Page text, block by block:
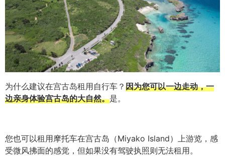
为什么建议在宫古岛租用自行车？ 因为您可以一边走动，一
边亲身体验宫古岛的大自然。是。
您也可以租用摩托车在宫古岛（Miyako Island）上游览，感
受微风拂面的感觉，但如果没有驾驶执照则无法租用。